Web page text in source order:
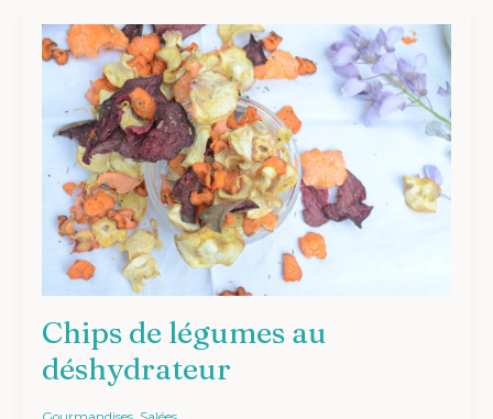
Chips de légumes au
déshydrateur
Chips
de
légumes
déshydrateur